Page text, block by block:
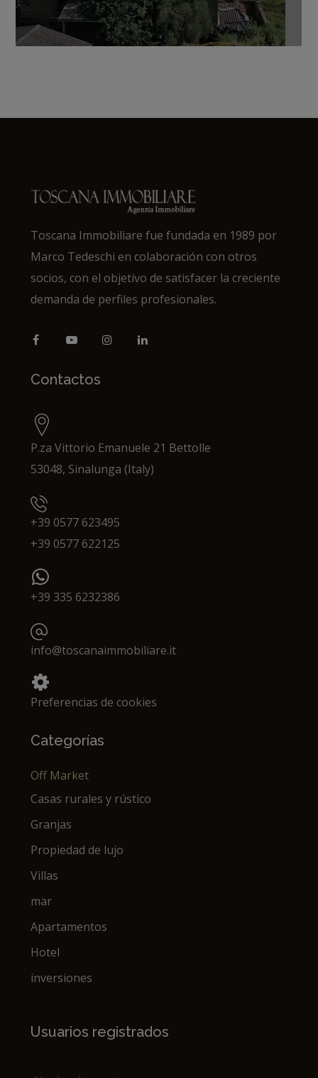
Toscana Immobiliare fue fundada en 1989 por
Marco Tedeschi en colaboración con otros
socios, con el objetivo de satisfacer la creciente
demanda de perfiles profesionales.
Contactos
P.za Vittorio Emanuele 21 Bettolle
53048, Sinalunga (Italy)
+39 0577 623495
+39 0577 622125
+39 335 6232386
info@toscanaimmobiliare.it
Preferencias de cookies
Categorías
Off Market
Casas rurales y rústico
Granjas
Propiedad de lujo
Villas
mar
Apartamentos
Hotel
inversiones
Usuarios registrados